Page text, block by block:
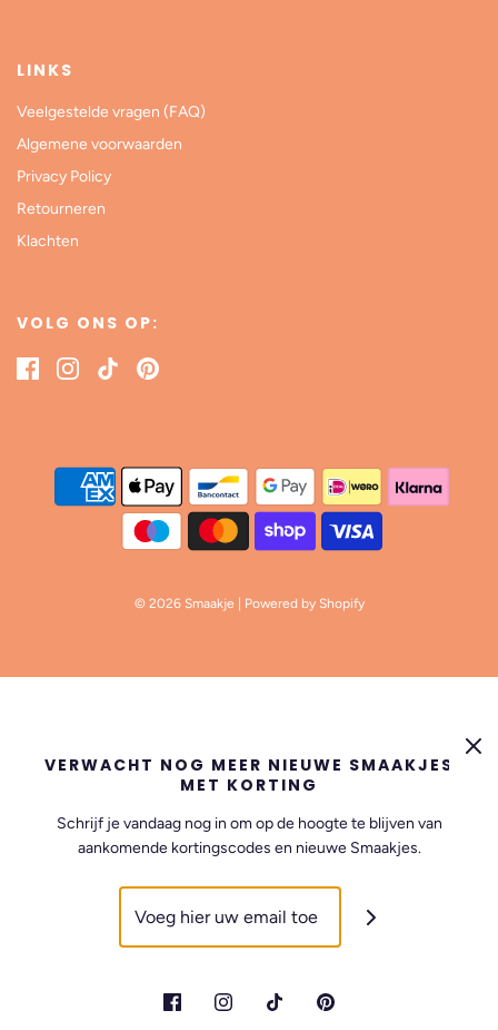
LINKS
Veelgestelde vragen (FAQ)
Algemene voorwaarden
Privacy Policy
Retourneren
Klachten
VOLG ONS OP:
© 2026 Smaakje | Powered by Shopify
VERWACHT NOG MEER NIEUWE SMAAKJES
MET KORTING
Schrijf je vandaag nog in om op de hoogte te blijven van
aankomende kortingscodes en nieuwe Smaakjes.